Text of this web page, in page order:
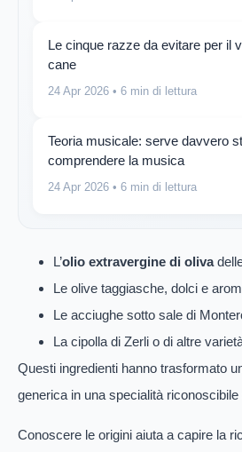
Le cinque razze da evitare per il
cane
24 Apr 2026 • 6 min di lettura
Teoria musicale: serve davvero
comprendere la musica
24 Apr 2026 • 6 min di lettura
L’olio extravergine di oliva
Le olive taggiasche, dolci e
Le acciughe sotto sale di
La cipolla di Zerli o di altre
Questi ingredienti hanno trasformato
generica in una specialità riconoscibile
Conoscere le origini aiuta a capire la